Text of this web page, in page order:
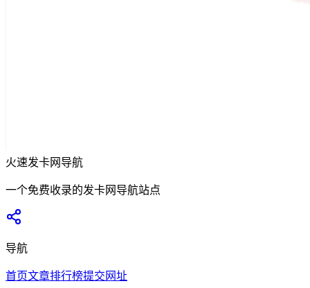
火速发卡网导航
一个免费收录的发卡网导航站点
导航
首页文章排行榜提交网址